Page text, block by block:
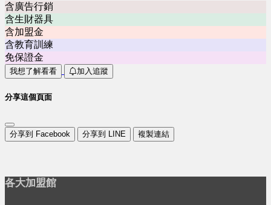
含廣告行銷
含生財器具
含加盟金
含教育訓練
免保證金
我想了解看看 加入追蹤
分享這個頁面
分享到 Facebook 分享到 LINE 複製連結
各大加盟館